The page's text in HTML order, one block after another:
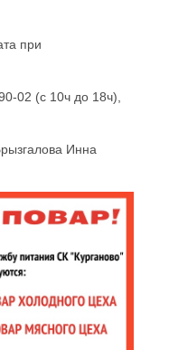
при
02 (с 10ч до 18ч),
Инна